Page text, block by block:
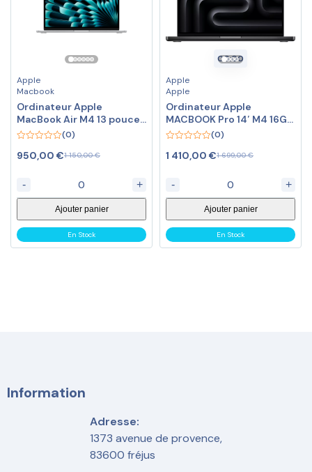
Apple
Macbook
Ordinateur Apple
MacBook Air M4 13 pouces
(2025) Argent 16Go/256
out
(0)
1 150,00€
950,00 €
- +
Ajouter panier
En Stock
00:00
Apple
Apple
Ordinateur Apple
MACBOOK Pro 14′ M4 16Go
CPU10 GPU10 512Go Noir
out
(0)
1 699,00€
1 410,00 €
- +
Ajouter panier
En Stock
Information
Adresse:
1373 avenue de provence,
83600 fréjus